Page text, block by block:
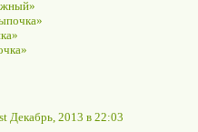
Декабрь, 2013 в 22:03